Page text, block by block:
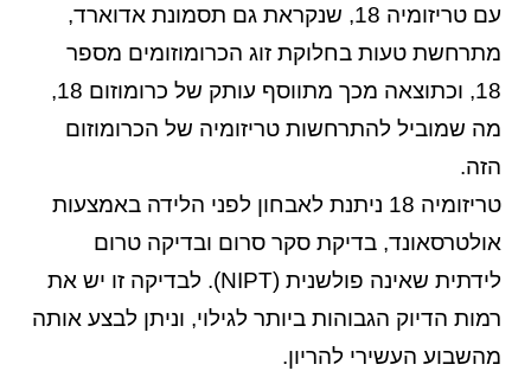
עם טריזומיה 18, שנקראת גם תסמונת אדוארד,
מתרחשת טעות בחלוקת זוג הכרומוזומים מספר
18, וכתוצאה מכך מתווסף עותק של כרומוזום 18,
מה שמוביל להתרחשות טריזומיה של הכרומוזום
הזה.
טריזומיה 18 ניתנת לאבחון לפני הלידה באמצעות
אולטרסאונד, בדיקת סקר סרום ובדיקה טרום
לידתית שאינה פולשנית (NIPT). לבדיקה זו יש את
רמות הדיוק הגבוהות ביותר לגילוי, וניתן לבצע אותה
מהשבוע העשירי להריון.